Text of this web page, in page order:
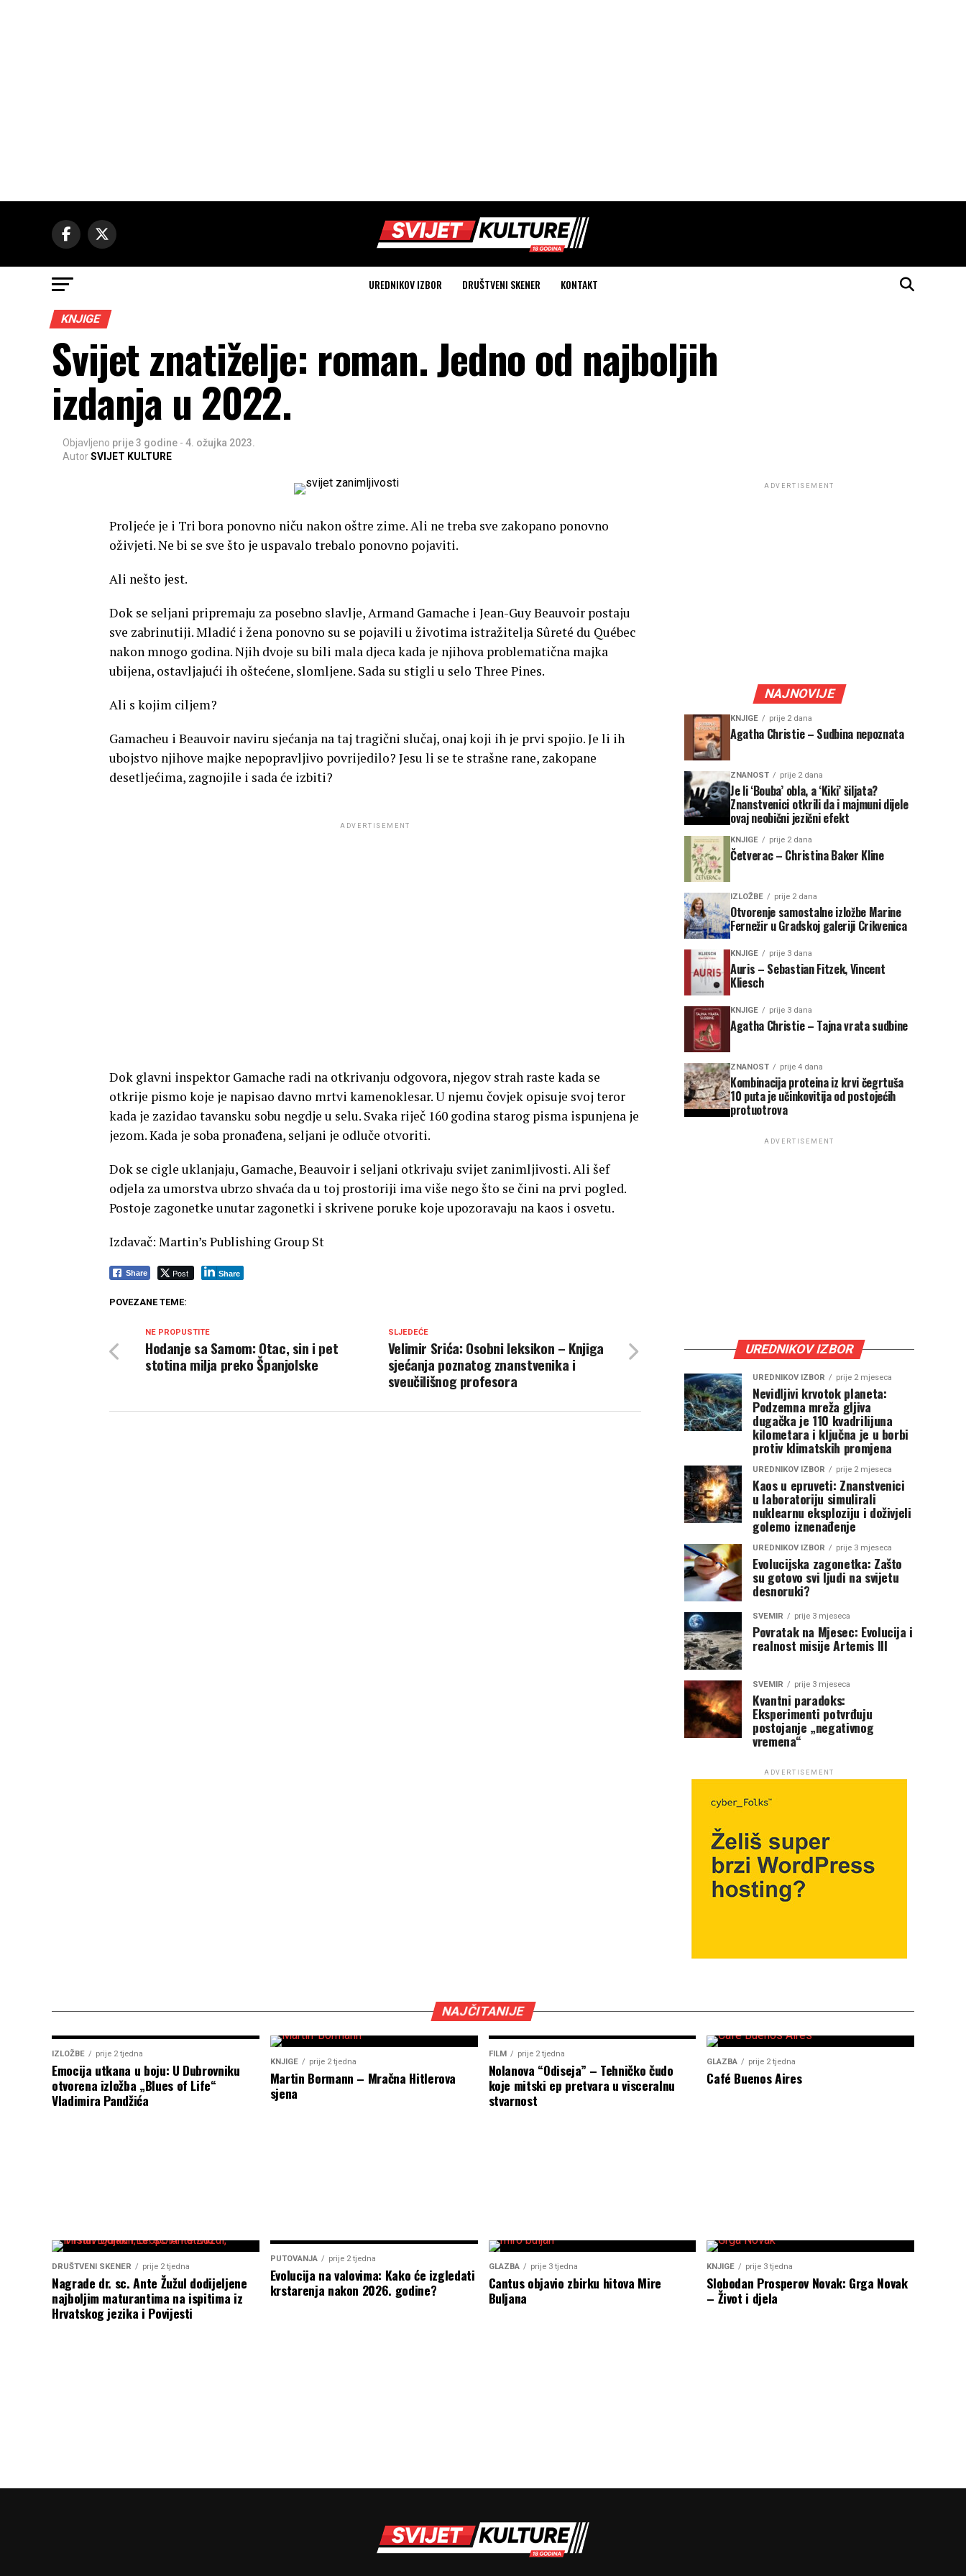
UREDNIKOV IZBOR DRUŠTVENI SKENER KONTAKT
KNJIGE
Svijet znatiželje: roman. Jedno od najboljih
izdanja u 2022.
Objavljeno prije 3 godine - 4. ožujka 2023.
AutorSVIJET KULTURE
Proljeće je i Tri bora ponovno niču nakon oštre zime. Ali ne treba sve zakopano ponovno
oživjeti. Ne bi se sve što je uspavalo trebalo ponovno pojaviti.
Ali nešto jest.
Dok se seljani pripremaju za posebno slavlje, Armand Gamache i Jean-Guy Beauvoir postaju
sve zabrinutiji. Mladić i žena ponovno su se pojavili u životima istražitelja Sûreté du Québec
nakon mnogo godina. Njih dvoje su bili mala djeca kada je njihova problematična majka
ubijena, ostavljajući ih oštećene, slomljene. Sada su stigli u selo Three Pines.
Ali s kojim ciljem?
Gamacheu i Beauvoir naviru sjećanja na taj tragični slučaj, onaj koji ih je prvi spojio. Je li ih
ubojstvo njihove majke nepopravljivo povrijedilo? Jesu li se te strašne rane, zakopane
desetljećima, zagnojile i sada će izbiti?
ADVERTISEMENT
Dok glavni inspektor Gamache radi na otkrivanju odgovora, njegov strah raste kada se
otkrije pismo koje je napisao davno mrtvi kamenoklesar. U njemu čovjek opisuje svoj teror
kada je zazidao tavansku sobu negdje u selu. Svaka riječ 160 godina starog pisma ispunjena je
jezom. Kada je soba pronađena, seljani je odluče otvoriti.
Dok se cigle uklanjaju, Gamache, Beauvoir i seljani otkrivaju svijet zanimljivosti. Ali šef
odjela za umorstva ubrzo shvaća da u toj prostoriji ima više nego što se čini na prvi pogled.
Postoje zagonetke unutar zagonetki i skrivene poruke koje upozoravaju na kaos i osvetu.
Izdavač: Martin’s Publishing Group St
Share Post Share
POVEZANE TEME:
SLJEDEĆE
Velimir Srića: Osobni leksikon – Knjiga
sjećanja poznatog znanstvenika i
sveučilišnog profesora
NE PROPUSTITE
Hodanje sa Samom: Otac, sin i pet
stotina milja preko Španjolske
ADVERTISEMENT
NAJNOVIJE
KNJIGE prije 2 dana
Agatha Christie – Sudbina nepoznata
ZNANOST prije 2 dana
Je li ‘Bouba’ obla, a ‘Kiki’ šiljata?
Znanstvenici otkrili da i majmuni dijele
ovaj neobični jezični efekt
KNJIGE prije 2 dana
Četverac – Christina Baker Kline
IZLOŽBE prije 2 dana
Otvorenje samostalne izložbe Marine
Fernežir u Gradskoj galeriji Crikvenica
KNJIGE prije 3 dana
Auris – Sebastian Fitzek, Vincent
Kliesch
KNJIGE prije 3 dana
Agatha Christie – Tajna vrata sudbine
ZNANOST prije 4 dana
Kombinacija proteina iz krvi čegrtuša
10 puta je učinkovitija od postojećih
protuotrova
ADVERTISEMENT
UREDNIKOV IZBOR
UREDNIKOV IZBOR prije 2 mjeseca
Nevidljivi krvotok planeta:
Podzemna mreža gljiva
dugačka je 110 kvadrilijuna
kilometara i ključna je u borbi
protiv klimatskih promjena
UREDNIKOV IZBOR prije 2 mjeseca
Kaos u epruveti: Znanstvenici
u laboratoriju simulirali
nuklearnu eksploziju i doživjeli
golemo iznenađenje
UREDNIKOV IZBOR prije 3 mjeseca
Evolucijska zagonetka: Zašto
su gotovo svi ljudi na svijetu
desnoruki?
SVEMIR prije 3 mjeseca
Povratak na Mjesec: Evolucija i
realnost misije Artemis III
SVEMIR prije 3 mjeseca
Kvantni paradoks:
Eksperimenti potvrđuju
postojanje „negativnog
vremena“
ADVERTISEMENT
NAJČITANIJE
IZLOŽBE prije 2 tjedna
Emocija utkana u boju: U Dubrovniku
otvorena izložba „Blues of Life“
Vladimira Pandžića
KNJIGE prije 2 tjedna
Martin Bormann – Mračna Hitlerova
sjena
FILM prije 2 tjedna
Nolanova “Odiseja” – Tehničko čudo
koje mitski ep pretvara u visceralnu
stvarnost
GLAZBA prije 2 tjedna
Café Buenos Aires
DRUŠTVENI SKENER prije 2 tjedna
Nagrade dr. sc. Ante Žužul dodijeljene
najboljim maturantima na ispitima iz
Hrvatskog jezika i Povijesti
PUTOVANJA prije 2 tjedna
Evolucija na valovima: Kako će izgledati
krstarenja nakon 2026. godine?
GLAZBA prije 3 tjedna
Cantus objavio zbirku hitova Mire
Buljana
KNJIGE prije 3 tjedna
Slobodan Prosperov Novak: Grga Novak
– Život i djela